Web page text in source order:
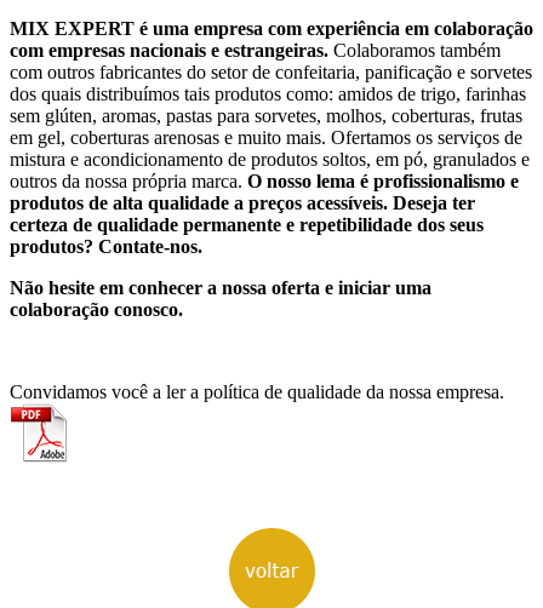
MIX EXPERT é uma empresa com experiência em colaboração
com empresas nacionais e estrangeiras. Colaboramos também
com outros fabricantes do setor de confeitaria, panificação e sorvetes
dos quais distribuímos tais produtos como: amidos de trigo, farinhas
sem glúten, aromas, pastas para sorvetes, molhos, coberturas, frutas
em gel, coberturas arenosas e muito mais. Ofertamos os serviços de
mistura e acondicionamento de produtos soltos, em pó, granulados e
outros da nossa própria marca. O nosso lema é profissionalismo e
produtos de alta qualidade a preços acessíveis. Deseja ter
certeza de qualidade permanente e repetibilidade dos seus
produtos? Contate-nos.
Não hesite em conhecer a nossa oferta e iniciar uma
colaboração conosco.
Convidamos você a ler a política de qualidade da nossa empresa.